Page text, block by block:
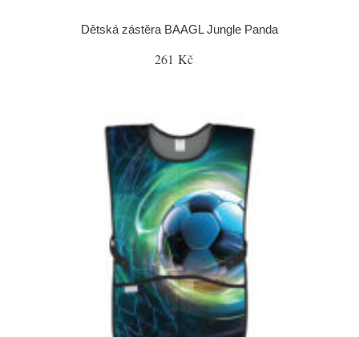
Dětská zástěra BAAGL Jungle Panda
261 Kč